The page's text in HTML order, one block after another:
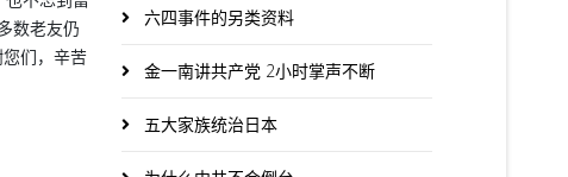
数老友仍
们，辛苦
六四事件的另类资料
金一南讲共产党 2小时掌声不断
五大家族统治日本